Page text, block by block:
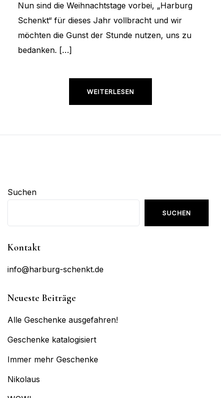
Nun sind die Weihnachtstage vorbei, „Harburg
Schenkt“ für dieses Jahr vollbracht und wir
möchten die Gunst der Stunde nutzen, uns zu
bedanken. […]
WEITERLESEN
Suchen
SUCHEN
Kontakt
info@harburg-schenkt.de
Neueste Beiträge
Alle Geschenke ausgefahren!
Geschenke katalogisiert
Immer mehr Geschenke
Nikolaus